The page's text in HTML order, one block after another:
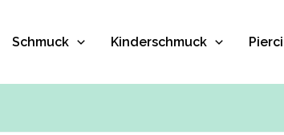
Schmuck Kinderschmuck